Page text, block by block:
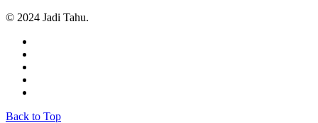
© 2024 Jadi Tahu.
Back to Top